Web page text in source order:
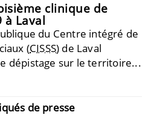
clinique de
à Laval
du Centre intégré de
(CISSS) de Laval
dépistage sur le territoire...
de presse